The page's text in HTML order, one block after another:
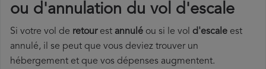
ou d'annulation du vol d'escale
Si votre vol de retourest annulé ou si le vol d'escale est
annulé, il se peut que vous deviez trouver un
hébergement et que vos dépenses augmentent.